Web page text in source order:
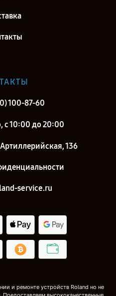
100-87-60
с 10:00 до 20:00
136
service.ru
и ремонте устройств Roland но не